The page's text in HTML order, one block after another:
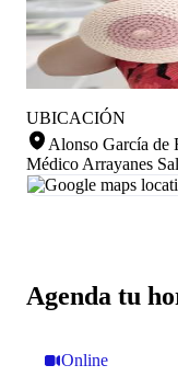
Agenda tu
Online
UBICACIÓN
Alonso García de
Médico Arrayanes